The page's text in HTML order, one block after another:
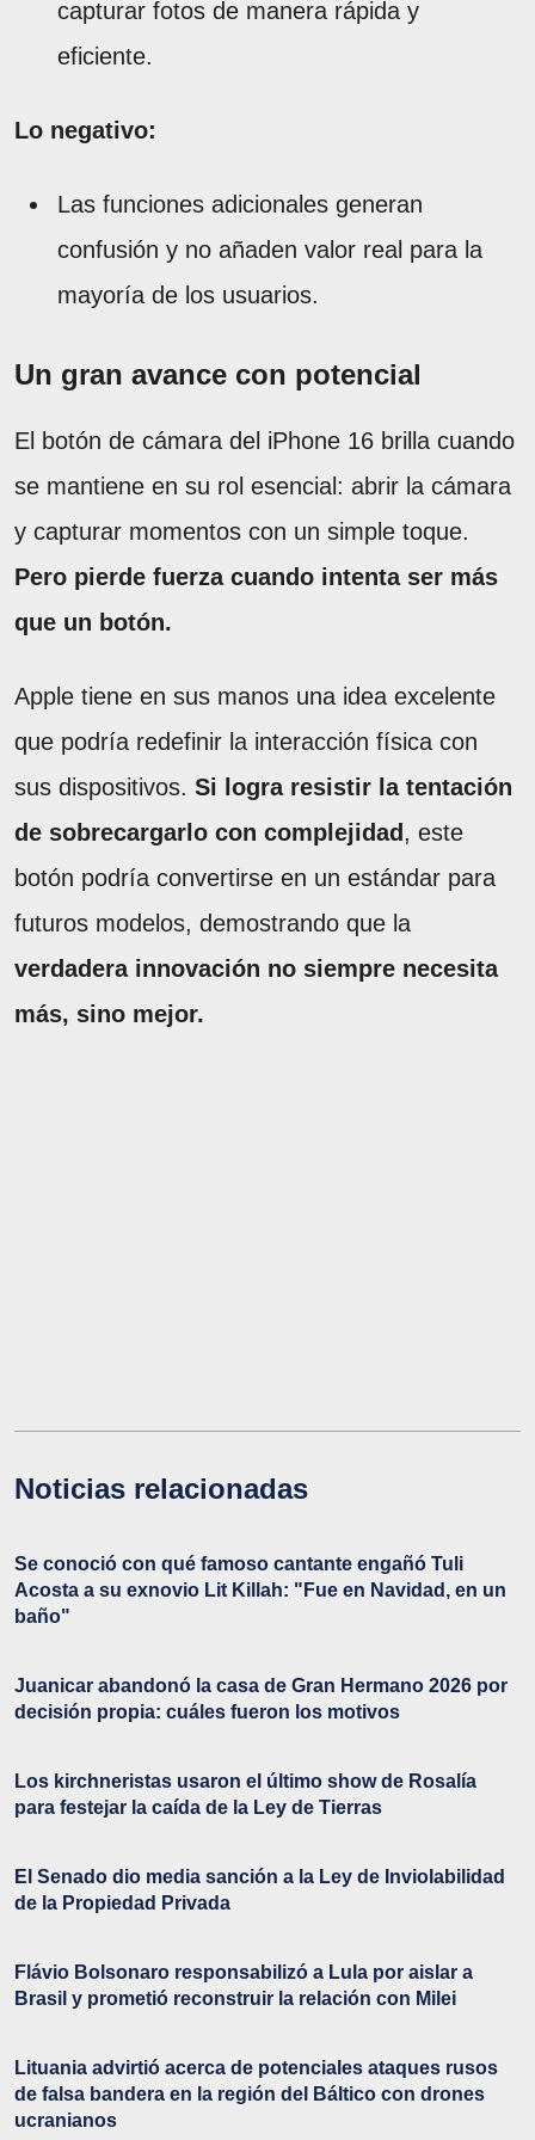
capturar fotos de manera rápida y
eficiente.
Lo negativo:
Las funciones adicionales generan
confusión y no añaden valor real para la
mayoría de los usuarios.
Un gran avance con potencial
El botón de cámara del iPhone 16 brilla cuando
se mantiene en su rol esencial: abrir la cámara
y capturar momentos con un simple toque.
Pero pierde fuerza cuando intenta ser más
que un botón.
Apple tiene en sus manos una idea excelente
que podría redefinir la interacción física con
sus dispositivos. Si logra resistir la tentación
de sobrecargarlo con complejidad , este
botón podría convertirse en un estándar para
futuros modelos, demostrando que la
verdadera innovación no siempre necesita
más, sino mejor.
Noticias relacionadas
Se conoció con qué famoso cantante engañó Tuli
Acosta a su exnovio Lit Killah: "Fue en Navidad, en un
baño"
Juanicar abandonó la casa de Gran Hermano 2026 por
decisión propia: cuáles fueron los motivos
Los kirchneristas usaron el último show de Rosalía
para festejar la caída de la Ley de Tierras
El Senado dio media sanción a la Ley de Inviolabilidad
de la Propiedad Privada
Flávio Bolsonaro responsabilizó a Lula por aislar a
Brasil y prometió reconstruir la relación con Milei
Lituania advirtió acerca de potenciales ataques rusos
de falsa bandera en la región del Báltico con drones
ucranianos